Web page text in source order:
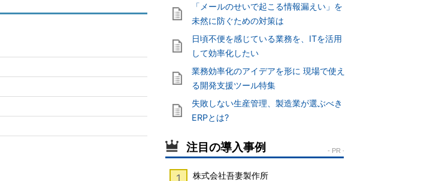
「メールのせいで起こる情報漏えい」を
未然に防ぐための対策は
日頃不便を感じている業務を、ITを活用
して効率化したい
業務効率化のアイデアを形に 現場で使え
る開発支援ツール特集
失敗しない生産管理、製造業が選ぶべき
ERPとは?